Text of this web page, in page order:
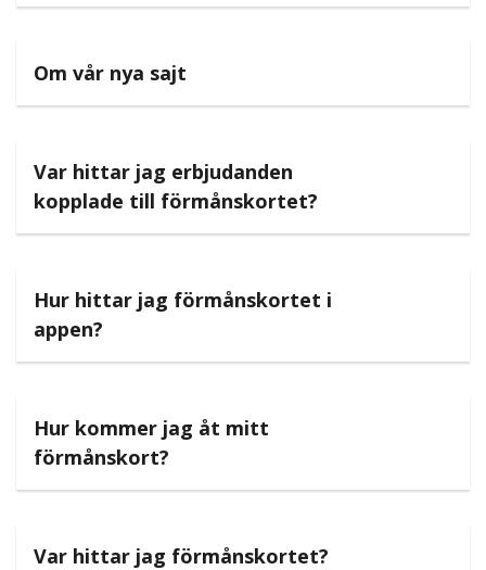
Om vår nya sajt
Var hittar jag erbjudanden
kopplade till förmånskortet?
Hur hittar jag förmånskortet i
appen?
Hur kommer jag åt mitt
förmånskort?
Var hittar jag förmånskortet?